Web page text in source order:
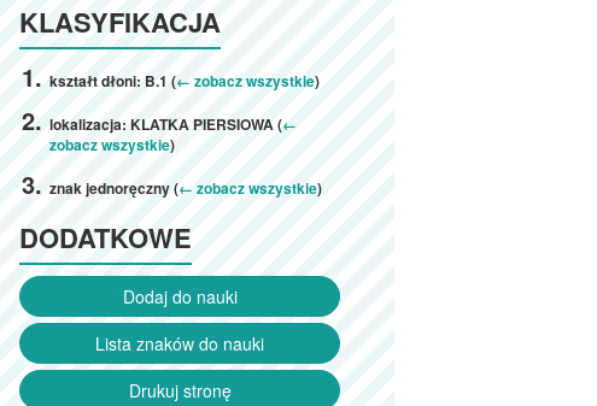
KLASYFIKACJA
kształt dłoni: B.1 (← zobacz wszystkie)
lokalizacja: KLATKA PIERSIOWA (←
zobacz wszystkie)
znak jednoręczny (← zobacz wszystkie)
DODATKOWE
Dodaj do nauki
Lista znaków do nauki
Drukuj stronę